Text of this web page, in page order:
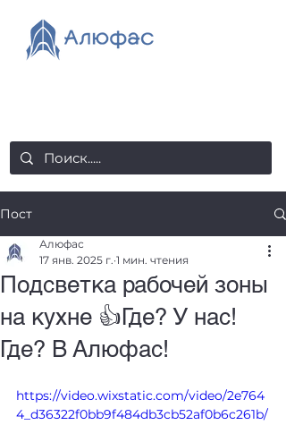
Пост
Подсветка рабочей зоны
на кухне 👍Где? У нас!
Где? В Алюфас!
Алюфас
17 янв. 2025 г. 1 мин. чтения
https://video.wixstatic.com/video/2e764
4_d36322f0bb9f484db3cb52af0b6c261b/